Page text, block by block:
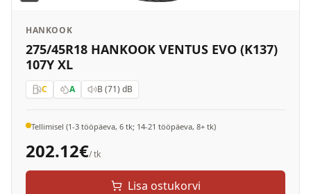
HANKOOK
275/45R18 HANKOOK VENTUS EVO (K137)
107Y XL
C A B (71) dB
Tellimisel (1-3 tööpäeva, 6 tk; 14-21 tööpäeva, 8+ tk)
202.12€/ tk
Lisa ostukorvi